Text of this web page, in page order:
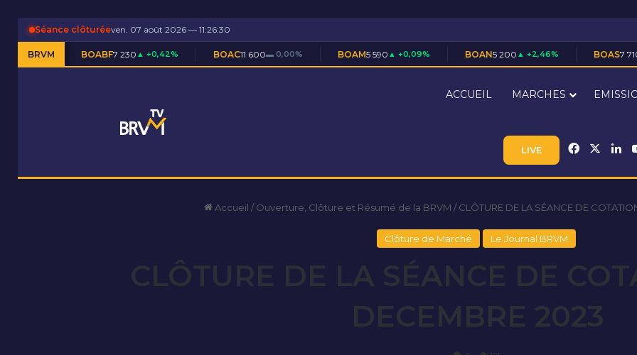
Séance clôturéeven. 07 août 2026 — 11:26:31
BRVM
BOABF7 230 ▲ +0,42% BOAC11 600 ▬ 0,00% BOAM5 590 ▲ +0,09% BOAN5 200 ▲ +2,46% BOAS7 710 ▲ +1,45%
ACCUEIL MARCHES
LIVE Facebook
Accueil / Ouverture, Clôture et Résumé de la BRVM / CLÔTURE DE LA SÉANCE DE
Clôture de Marché Le Journal BRVM